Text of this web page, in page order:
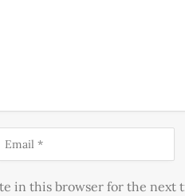
in this browser for the next